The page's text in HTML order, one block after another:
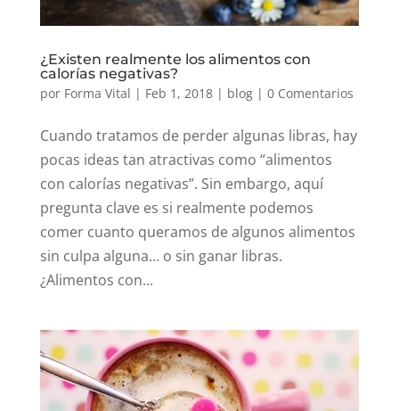
¿Existen realmente los alimentos con
calorías negativas?
por Forma Vital | Feb 1, 2018| blog| 0 Comentarios
Cuando tratamos de perder algunas libras, hay
pocas ideas tan atractivas como “alimentos
con calorías negativas”. Sin embargo, aquí
pregunta clave es si realmente podemos
comer cuanto queramos de algunos alimentos
sin culpa alguna… o sin ganar libras.
¿Alimentos con...